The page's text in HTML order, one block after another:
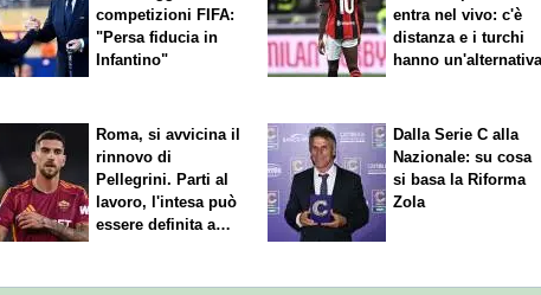
competizioni FIFA:
"Persa fiducia in
Infantino"
entra nel vivo: c'è
distanza e i turchi
hanno
Roma, si avvicina il
rinnovo di
Pellegrini. Parti al
lavoro, l'intesa può
essere definita a
Dalla Serie C alla
Nazionale: su cosa
si basa la Riforma
Zola